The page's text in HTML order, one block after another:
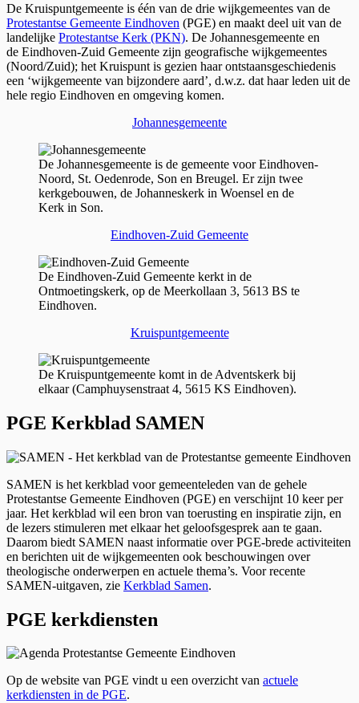
De Kruispuntgemeente is één van de drie wijkgemeentes van de
Protestantse Gemeente Eindhoven (PGE) en maakt deel uit van de
landelijke Protestantse Kerk (PKN). De Johannesgemeente en
de Eindhoven-Zuid Gemeente zijn geografische wijkgemeentes
(Noord/Zuid); het Kruispunt is gezien haar ontstaansgeschiedenis
een ‘wijkgemeente van bijzondere aard’, d.w.z. dat haar leden uit de
hele regio Eindhoven en omgeving komen.
Johannesgemeente
De Johannesgemeente is de gemeente voor Eindhoven-
Noord, St. Oedenrode, Son en Breugel. Er zijn twee
kerkgebouwen, de Johanneskerk in Woensel en de
Kerk in Son.
Eindhoven-Zuid Gemeente
De Eindhoven-Zuid Gemeente kerkt in de
Ontmoetingskerk, op de Meerkollaan 3, 5613 BS te
Eindhoven.
Kruispuntgemeente
De Kruispuntgemeente komt in de Adventskerk bij
elkaar (Camphuysenstraat 4, 5615 KS Eindhoven).
PGE Kerkblad SAMEN
SAMEN is het kerkblad voor gemeenteleden van de gehele
Protestantse Gemeente Eindhoven (PGE) en verschijnt 10 keer per
jaar. Het kerkblad wil een bron van toerusting en inspiratie zijn, en
de lezers stimuleren met elkaar het geloofsgesprek aan te gaan.
Daarom biedt SAMEN naast informatie over PGE-brede activiteiten
en berichten uit de wijkgemeenten ook beschouwingen over
theologische onderwerpen en actuele thema’s. Voor recente
SAMEN-uitgaven, zie Kerkblad Samen.
PGE kerkdiensten
Op de website van PGE vindt u een overzicht van actuele
kerkdiensten in de PGE.